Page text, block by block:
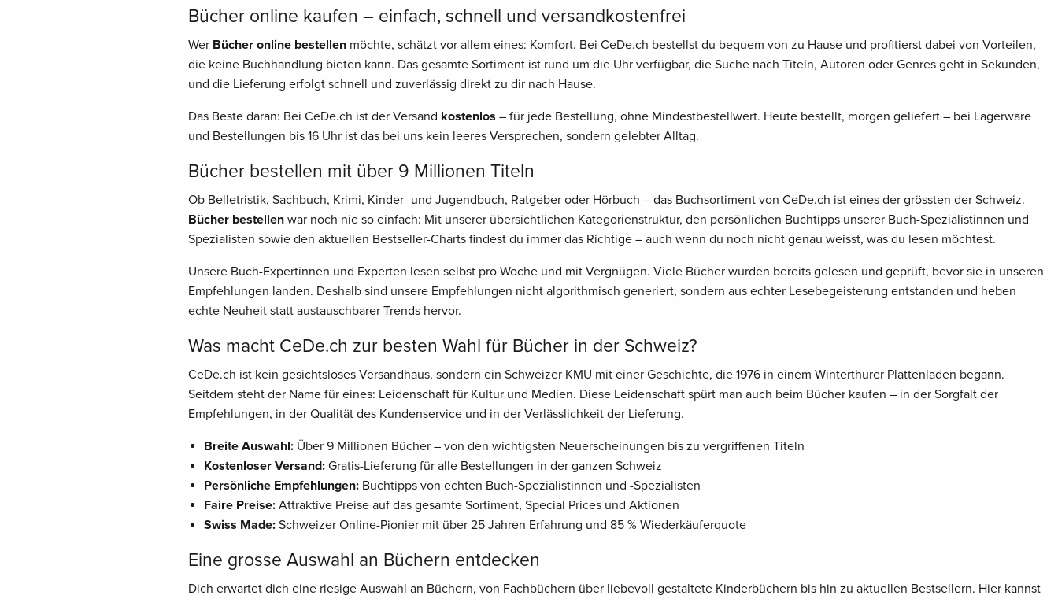
Bücher online kaufen – einfach, schnell und versandkostenfrei
Wer Bücher online bestellenmöchte, schätzt vor allem eines: Komfort. Bei CeDe.ch bestellst du bequem von zu Hause und profitierst dabei von Vorteilen,
die keine Buchhandlung bieten kann. Das gesamte Sortiment ist rund um die Uhr verfügbar, die Suche nach Titeln, Autoren oder Genres geht in Sekunden,
und die Lieferung erfolgt schnell und zuverlässig direkt zu dir nach Hause.
Das Beste daran: Bei CeDe.ch ist der Versand kostenlos – für jede Bestellung, ohne Mindestbestellwert. Heute bestellt, morgen geliefert – bei Lagerware
und Bestellungen bis 16 Uhr ist das bei uns kein leeres Versprechen, sondern gelebter Alltag.
Bücher bestellen mit über 9 Millionen Titeln
Ob Belletristik, Sachbuch, Krimi, Kinder- und Jugendbuch, Ratgeber oder Hörbuch – das Buchsortiment von CeDe.ch ist eines der grössten der Schweiz.
Bücher bestellenwar noch nie so einfach: Mit unserer übersichtlichen Kategorienstruktur, den persönlichen Buchtipps unserer Buch-Spezialistinnen und
Spezialisten sowie den aktuellen Bestseller-Charts findest du immer das Richtige – auch wenn du noch nicht genau weisst, was du lesen möchtest.
Unsere Buch-Expertinnen und Experten lesen selbst pro Woche und mit Vergnügen. Viele Bücher wurden bereits gelesen und geprüft, bevor sie in unseren
Empfehlungen landen. Deshalb sind unsere Empfehlungen nicht algorithmisch generiert, sondern aus echter Lesebegeisterung entstanden und heben
echte Neuheit statt austauschbarer Trends hervor.
Was macht CeDe.ch zur besten Wahl für Bücher in der Schweiz?
CeDe.ch ist kein gesichtsloses Versandhaus, sondern ein Schweizer KMU mit einer Geschichte, die 1976 in einem Winterthurer Plattenladen begann.
Seitdem steht der Name für eines: Leidenschaft für Kultur und Medien. Diese Leidenschaft spürt man auch beim Bücher kaufen – in der Sorgfalt der
Empfehlungen, in der Qualität des Kundenservice und in der Verlässlichkeit der Lieferung.
Breite Auswahl:Über 9 Millionen Bücher – von den wichtigsten Neuerscheinungen bis zu vergriffenen Titeln
Kostenloser Versand:Gratis-Lieferung für alle Bestellungen in der ganzen Schweiz
Persönliche Empfehlungen:Buchtipps von echten Buch-Spezialistinnen und -Spezialisten
Faire Preise:Attraktive Preise auf das gesamte Sortiment, Special Prices und Aktionen
Swiss Made:Schweizer Online-Pionier mit über 25 Jahren Erfahrung und 85 % Wiederkäuferquote
Eine grosse Auswahl an Büchern entdecken
Dich erwartet dich eine riesige Auswahl an Büchern, von Fachbüchern über liebevoll gestaltete Kinderbüchern bis hin zu aktuellen Bestsellern. Hier kannst